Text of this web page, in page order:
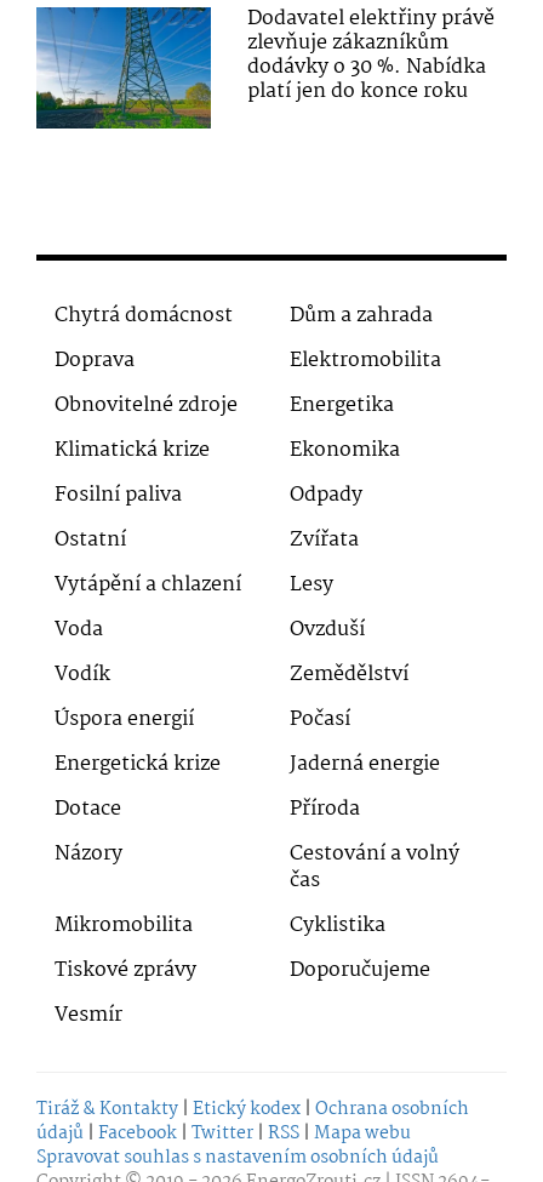
Dodavatel elektřiny právě
zlevňuje zákazníkům
dodávky o 30 %. Nabídka
platí jen do konce roku
Chytrá domácnost
Dům a zahrada
Doprava
Elektromobilita
Obnovitelné zdroje
Energetika
Klimatická krize
Ekonomika
Fosilní paliva
Odpady
Ostatní
Zvířata
Vytápění a chlazení
Lesy
Voda
Ovzduší
Vodík
Zemědělství
Úspora energií
Počasí
Energetická krize
Jaderná energie
Dotace
Příroda
Názory
Cestování a volný
čas
Mikromobilita
Cyklistika
Tiskové zprávy
Doporučujeme
Vesmír
Tiráž & Kontakty | Etický kodex | Ochrana osobních
údajů | Facebook | Twitter | RSS | Mapa webu
Spravovat souhlas s nastavením osobních údajů